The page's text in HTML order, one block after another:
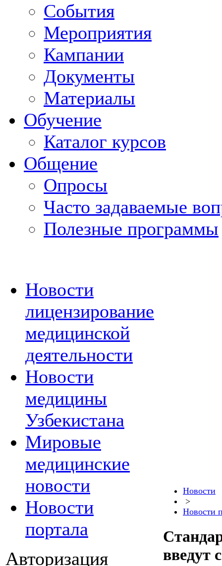
События
Мероприятия
Кампании
Документы
Материалы
Обучение
Каталог курсов
Общение
Опросы
Часто задаваемые
Полезные программы
Новости
лицензирование
медицинской
деятельности
Новости
медицины
Узбекистана
Мировые
медицинские
новости
Новости
портала
Авторизация
Новости
>
Новости
введут